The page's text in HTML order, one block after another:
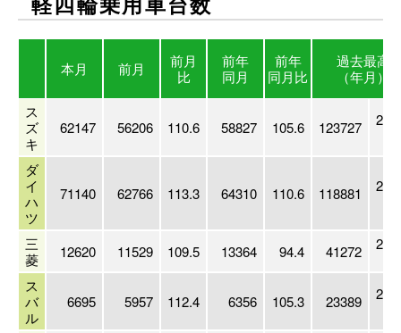
本月 前月
前月
比
前年
同月
前年
同月比
過去最高
（年月）
ス
ズ
キ
62147 56206 110.6 58827 105.6 123727
ダ
イ
ハ
ツ
71140 62766 113.3 64310 110.6 118881
三
菱
12620 11529 109.5 13364 94.4 41272
ス
バ
ル
6695 5957 112.4 6356 105.3 23389